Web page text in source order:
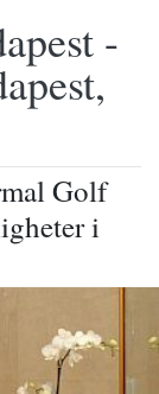
-
Golf
i